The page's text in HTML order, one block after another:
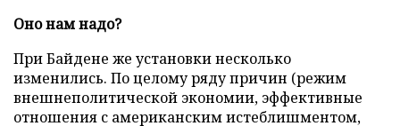
Оно нам надо?
При Байдене же установки несколько
изменились. По целому ряду причин (режим
внешнеполитической экономии, эффективные
отношения с американским истеблишментом,